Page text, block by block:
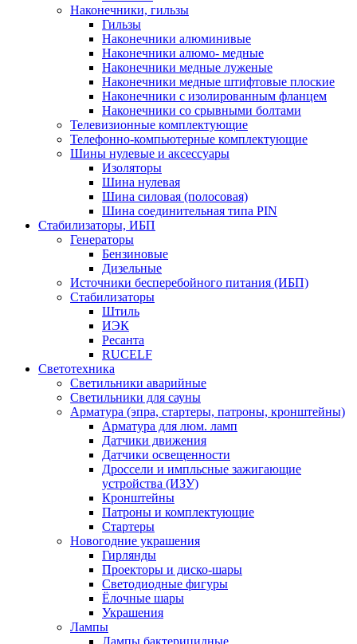
Наконечники, гильзы
Гильзы
Наконечники алюминивые
Наконечники алюмо- медные
Наконечники медные луженые
Наконечники медные штифтовые плоские
Наконечники с изолированным фланцем
Наконечники со срывными болтами
Телевизионные комплектующие
Телефонно-компьютерные комплектующие
Шины нулевые и аксессуары
Изоляторы
Шина нулевая
Шина силовая (полосовая)
Шина соединительная типа PIN
Стабилизаторы, ИБП
Генераторы
Бензиновые
Дизельные
Источники бесперебойного питания (ИБП)
Стабилизаторы
Штиль
ИЭК
Ресанта
RUCELF
Светотехника
Светильники аварийные
Светильники для сауны
Арматура (эпра, стартеры, патроны, кронштейны)
Арматура для люм. ламп
Датчики движения
Датчики освещенности
Дроссели и импльсные зажигающие
устройства (ИЗУ)
Кронштейны
Патроны и комплектующие
Стартеры
Новогодние украшения
Гирлянды
Проекторы и диско-шары
Светодиодные фигуры
Ёлочные шары
Украшения
Лампы
Лампы бактерицидные